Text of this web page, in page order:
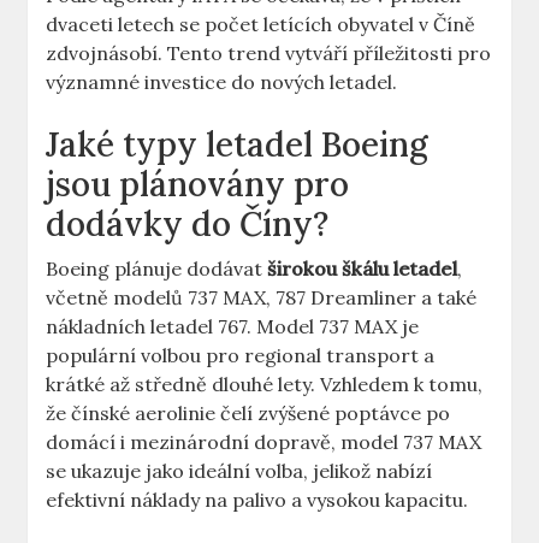
dvaceti letech se počet letících obyvatel v Číně ​
zdvojnásobí. ​Tento trend vytváří příležitosti pro
významné investice do nových letadel.
Jaké typy ⁢letadel Boeing
⁢jsou plánovány‌ pro⁣
dodávky do ⁤Číny?
Boeing ‌plánuje dodávatširokou škálu letadel,
včetně ‌modelů ‍737 MAX, 787 Dreamliner a ⁢také
nákladních letadel 767. Model 737 MAX je
populární volbou‍ pro regional transport a
krátké ⁢až středně dlouhé lety. Vzhledem k tomu,
že čínské aerolinie čelí ‍zvýšené poptávce po‌
domácí i ‍mezinárodní dopravě, model 737 MAX
se ukazuje jako ‌ideální volba, jelikož ‍nabízí
efektivní ​náklady na palivo a vysokou kapacitu.